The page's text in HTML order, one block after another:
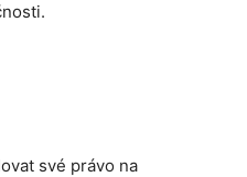
své právo na